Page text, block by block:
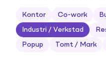
Kontor Co-work
Industri / Verkstad
Popup Tomt / Mark